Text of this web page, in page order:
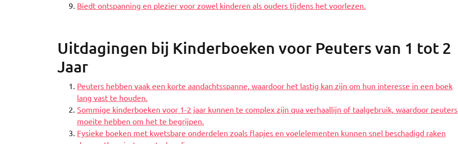
Biedt ontspanning en plezier voor zowel kinderen als ouders tijdens het voorlezen.
Uitdagingen bij Kinderboeken voor Peuters van 1 tot 2
Jaar
Peuters hebben vaak een korte aandachtsspanne, waardoor het lastig kan zijn om hun interesse in een boek
lang vast te houden.
Sommige kinderboeken voor 1-2 jaar kunnen te complex zijn qua verhaallijn of taalgebruik, waardoor peuters
moeite hebben om het te begrijpen.
Fysieke boeken met kwetsbare onderdelen zoals flapjes en voelelementen kunnen snel beschadigd raken